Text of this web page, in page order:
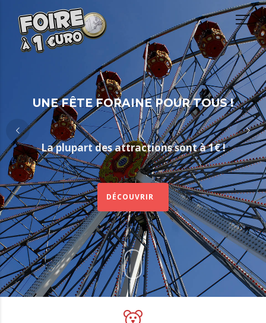
UNE FÊTE FORAINE POUR TOUS !
La plupart des attractions sont à 1€ !
DÉCOUVRIR